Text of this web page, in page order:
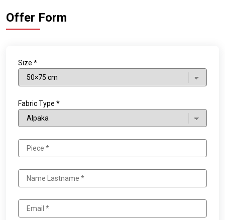
Offer Form
Size *
Fabric Type *